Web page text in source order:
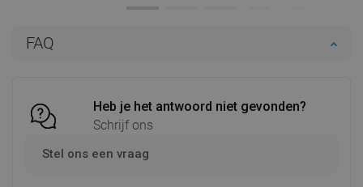
FAQ
Heb je het antwoord niet gevonden?
Schrijf ons
Stel ons een vraag